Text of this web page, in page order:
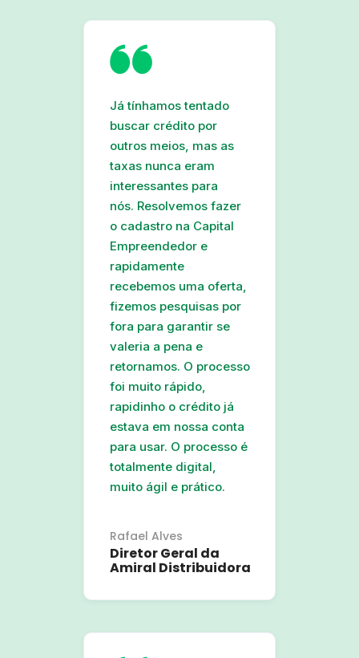
Já tínhamos tentado
buscar crédito por
outros meios, mas as
taxas nunca eram
interessantes para
nós. Resolvemos fazer
o cadastro na Capital
Empreendedor e
rapidamente
recebemos uma oferta
fizemos pesquisas por
fora para garantir se
valeria a pena e
retornamos. O processo
foi muito rápido,
rapidinho o crédito já
estava em nossa conta
para usar. O processo é
totalmente digital
muito ágil e prático.
Rafael Alves
Diretor Geral da
Amiral Distribuidora